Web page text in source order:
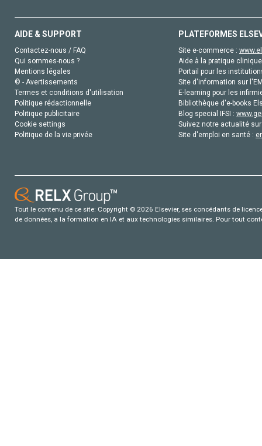
AIDE & SUPPORT
Contactez-nous / FAQ
Qui sommes-nous ?
Mentions légales
© - Avertissements
Termes et conditions d'utilisation
Politique rédactionnelle
Politique publicitaire
Cookie settings
Politique de la vie privée
PLATEFORMES
Site e-commerce :
Aide à la pratique
Portail pour les
Site d'information sur
E-learning pour les
Bibliothèque d'e-books
Blog special IFSI :
Suivez notre actualité
Site d'emploi en santé :
Tout le contenu de ce site: Copyright © 2026 Elsevier, ses concédants de
de données, a la formation en IA et aux technologies similaires. Pour tout